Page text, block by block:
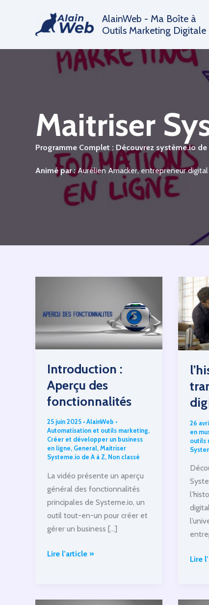
AlainWeb - Ma Boîte à
Outils Marketing Digitale
Maitriser
Programme Complet : Découvrez système.io
Animé par :Aurélien Amacker, entrepreneur
Introduction :
Aperçu des
fonctionnalités
25 juin 2025 •AlainWeb •
Automatisation et outils marketing,
Créer et développer un business
en ligne, General,Maitriser
Systeme.io de A à Z, Non classé
La vidéo présente un aperçu
général des fonctionnalités
principales de Systeme.io, un
outil tout-en-un pour créer et
gérer un business […]
Introduction
Lire l’article »
26
en
outils
Lire